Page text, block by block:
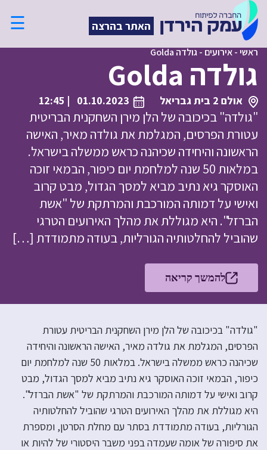
האתר בהרצה ☰
ראשי-אירועים -גולדה Golda
גולדה Golda
אולם 2 בית גבריאל 01.10.2023
| 12:45
"גולדה" בכיכובה של הלן מירן השחקנית הבריטית
עטורת הפרסים, המגלמת את גולדה מאיר, האישה
הראשונה והיחידה שכיהנה כראש ממשלה בישראל.
במלאות 50 שנה למלחמת יום כיפור, הבמאי זוכה
האוסקר גיא נתיב מביא למסך הגדול, מבט קרוב
ואישי על דמותה המורכבת והמרתקת של "אשת
הברזל". היא מגוללת את מהלך האירועים הטרגי
שהוביל להחלטותיה הגורליות, בעודה מתמודדת […]
להמשך קריאה
"גולדה" בכיכובה של הלן מירן השחקנית הבריטית עטורת
הפרסים, המגלמת את גולדה מאיר, האישה הראשונה והיחידה
שכיהנה כראש ממשלה בישראל. במלאות 50 שנה למלחמת יום
כיפור, הבמאי זוכה האוסקר גיא נתיב מביא למסך הגדול, מבט
קרוב ואישי על דמותה המורכבת והמרתקת של "אשת הברזל".
היא מגוללת את מהלך האירועים הטרגי שהוביל להחלטותיה
הגורליות, בעודה מתמודדת בסתר עם מחלת הסרטן, ומספרת
את סיפורה של אומה שעמדה בפני משבר היסטורי של להיות או